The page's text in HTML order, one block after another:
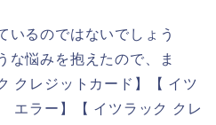
いるのではないでしょう
な悩みを抱えたので、ま
クレジットカード】【 イツ
エラー】【 イツラック クレ